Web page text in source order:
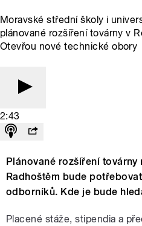
Moravské střední školy i
plánované rozšíření továrny v
Otevřou nové technické obory
2:43
Plánované rozšíření továrny
Radhoštěm bude
odborníků. Kde je bude
Placené stáže, stipendia a